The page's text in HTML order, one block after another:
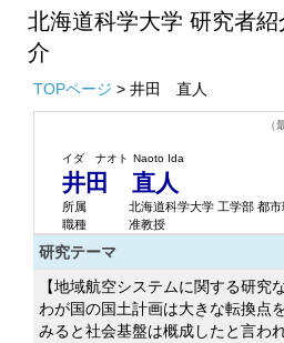
北海道科学大学 研究者
介
TOPページ > 井田 直人
（
イダ ナオト Naoto Ida
井田 直人
所属
北海道科学大学 工学部 都
職種
准教授
研究テーマ
【地域航空システムに関する研究な
わが国の国土計画は大きな転換点
みると社会基盤は概成したと言わ